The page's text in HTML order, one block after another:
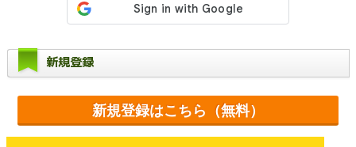
新規登録
新規登録はこちら（無料）